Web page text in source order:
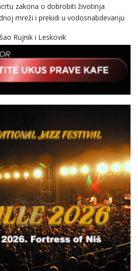
zakona o dobrobiti životinja
mreži i prekidi u vodosnabdevanju
Rujnik i Leskovik